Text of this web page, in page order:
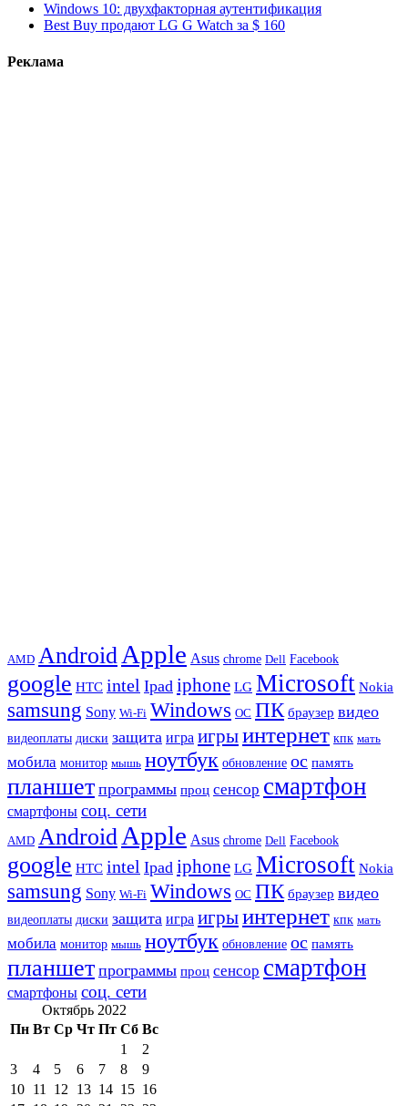
Windows 10: двухфакторная аутентификация
Best Buy продают LG G Watch за $ 160
Реклама
AMD Android Apple Asus chrome Dell Facebook
google HTC intel Ipad iphone LG Microsoft Nokia
samsung Sony Wi-Fi Windows ОС ПК браузер видео
видеоплаты диски защита игра игрыинтернет кпк мать
мобила монитор мышь ноутбук обновление ос память
планшет программы проц сенсор смартфон
смартфоны соц. сети
AMD Android Apple Asus chrome Dell Facebook
google HTC intel Ipad iphone LG Microsoft Nokia
samsung Sony Wi-Fi Windows ОС ПК браузер видео
видеоплаты диски защита игра игрыинтернет кпк мать
мобила монитор мышь ноутбук обновление ос память
планшет программы проц сенсор смартфон
смартфоны соц. сети
Октябрь 2022
Пн Вт Ср Чт Пт Сб Вс
1
2
3
4 5 6 7 8
9
10 11 12 13 14 15 16